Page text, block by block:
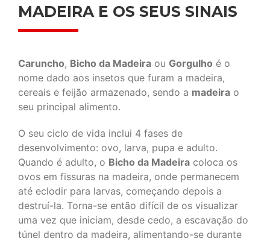
MADEIRA E OS SEUS SINAIS
Caruncho, Bicho da Madeira ou Gorgulho é o
nome dado aos insetos que furam a madeira,
cereais e feijão armazenado, sendo a madeira o
seu principal alimento.
O seu ciclo de vida inclui 4 fases de
desenvolvimento: ovo, larva, pupa e adulto.
Quando é adulto, o Bicho da Madeira coloca os
ovos em fissuras na madeira, onde permanecem
até eclodir para larvas, começando depois a
destruí-la. Torna-se então difícil de os visualizar
uma vez que iniciam, desde cedo, a escavação do
túnel dentro da madeira, alimentando-se durante